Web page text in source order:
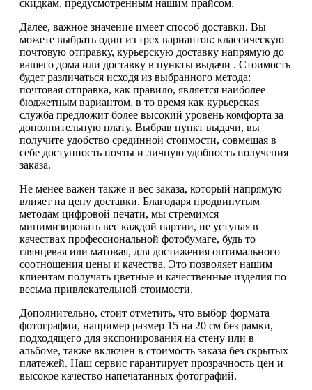
скидкам, предусмотренным нашим прайсом.
Далее, важное значение имеет способ доставки. Вы
можете выбрать один из трех вариантов: классическую
почтовую отправку, курьерскую доставку напрямую до
вашего дома или доставку в пункты выдачи . Стоимость
будет различаться исходя из выбранного метода:
почтовая отправка, как правило, является наиболее
бюджетным вариантом, в то время как курьерская
служба предложит более высокий уровень комфорта за
дополнительную плату. Выбрав пункт выдачи, вы
получите удобство срединной стоимости, совмещая в
себе доступность почты и личную удобность получения
заказа.
Не менее важен также и вес заказа, который напрямую
влияет на цену доставки. Благодаря продвинутым
методам цифровой печати, мы стремимся
минимизировать вес каждой партии, не уступая в
качествах профессиональной фотобумаге, будь то
глянцевая или матовая, для достижения оптимального
соотношения цены и качества. Это позволяет нашим
клиентам получать цветные и качественные изделия по
весьма привлекательной стоимости.
Дополнительно, стоит отметить, что выбор формата
фотографии, например размер 15 на 20 см без рамки,
подходящего для экспонирования на стену или в
альбоме, также включен в стоимость заказа без скрытых
платежей. Наш сервис гарантирует прозрачность цен и
высокое качество напечатанных фотографий.